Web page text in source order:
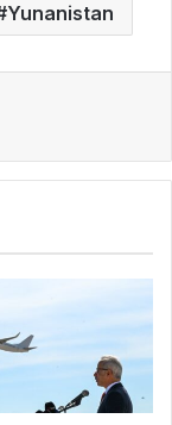
Yunanistan